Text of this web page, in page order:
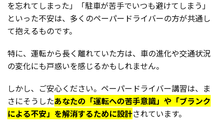
を忘れてしまった」「駐車が苦手でいつも避けてしまう」
といった不安は、多くのペーパードライバーの方が共通し
て抱えるものです。
特に、運転から長く離れていた方は、車の進化や交通状況
の変化にも戸惑いを感じるかもしれません。
しかし、ご安心ください。ペーパードライバー講習は、ま
さにそうしたあなたの「運転への苦手意識」や「ブランク
による不安」を解消するために設計されています。